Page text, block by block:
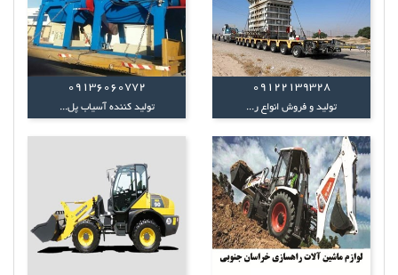
09122139328
تولید و فروش انواع ر...
09136060772
تولید کننده آسیاب پل...